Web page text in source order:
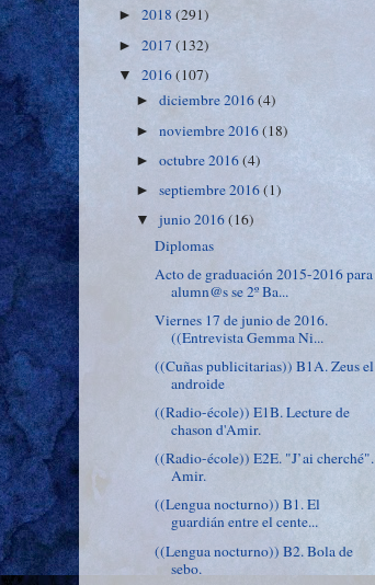
► 2018 (291)
► 2017 (132)
▼ 2016(107)
►diciembre 2016(4)
►noviembre 2016(18)
►octubre 2016(4)
►septiembre 2016(1)
▼junio 2016(16)
Diplomas
Acto de graduación 2015-2016 para
alumn@s se 2º Ba...
Viernes 17 de junio de 2016.
((Entrevista Gemma Ni...
((Cuñas publicitarias)) B1A. Zeus el
androide
((Radio-école)) E1B. Lecture de
chason d'Amir.
((Radio-école)) E2E. "J’ai cherché".
Amir.
((Lengua nocturno)) B1. El
guardián entre el cente...
((Lengua nocturno)) B2. Bola de
sebo.